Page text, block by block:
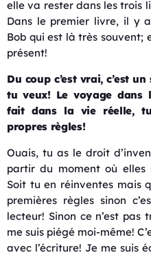
elle va rester dans les trois
Dans le premier livre, il y
Bob qui est là très souvent;
présent!
Du coup c’est vrai, c’est
tu veux! Le voyage dans
fait dans la vie réelle,
propres règles!
Ouais, tu as le droit
partir du moment où elles
Soit tu en réinventes mais
premières règles sinon
lecteur! Sinon ce n’est pas
me suis piégé moi-même!
avec l’écriture! Je me suis